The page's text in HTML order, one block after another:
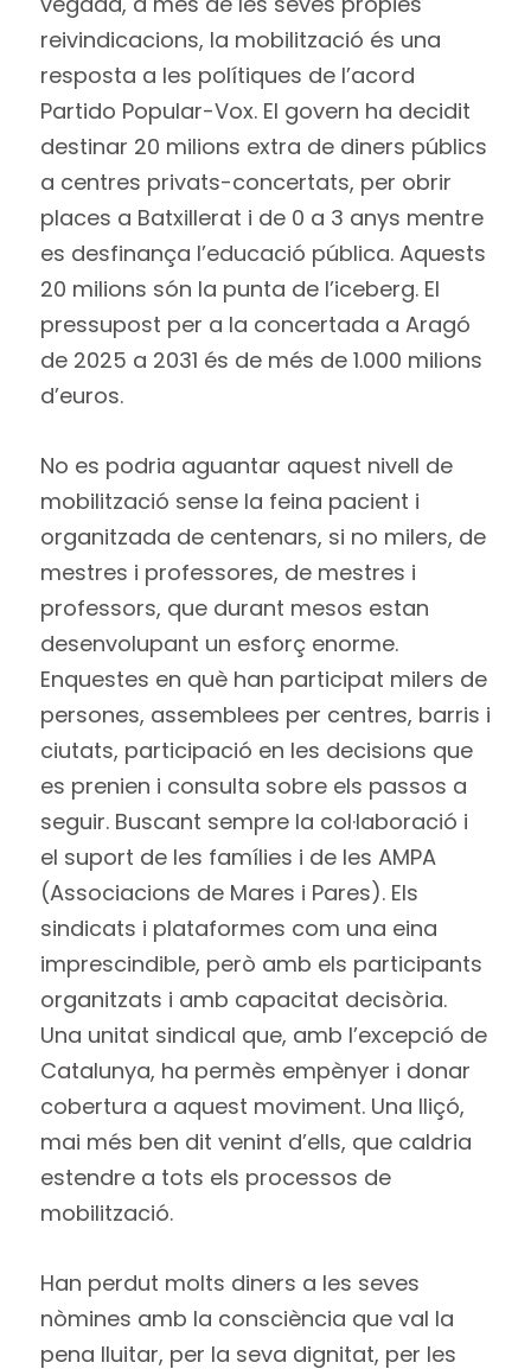
reivindicacions, la mobilització és una
resposta a les polítiques de l’acord
Partido Popular-Vox. El govern ha decidit
destinar 20 milions extra de diners públics
a centres privats-concertats, per obrir
places a Batxillerat i de 0 a 3 anys mentre
es desfinança l’educació pública. Aquests
20 milions són la punta de l’iceberg. El
pressupost per a la concertada a Aragó
de 2025 a 2031 és de més de 1.000 milions
d’euros.
No es podria aguantar aquest nivell de
mobilització sense la feina pacient i
organitzada de centenars, si no milers, de
mestres i professores, de mestres i
professors, que durant mesos estan
desenvolupant un esforç enorme.
Enquestes en què han participat milers de
persones, assemblees per centres, barris i
ciutats, participació en les decisions que
es prenien i consulta sobre els passos a
seguir. Buscant sempre la col·laboració i
el suport de les famílies i de les AMPA
(Associacions de Mares i Pares). Els
sindicats i plataformes com una eina
imprescindible, però amb els participants
organitzats i amb capacitat decisòria.
Una unitat sindical que, amb l’excepció de
Catalunya, ha permès empènyer i donar
cobertura a aquest moviment. Una lliçó,
mai més ben dit venint d’ells, que caldria
estendre a tots els processos de
mobilització.
Han perdut molts diners a les seves
nòmines amb la consciència que val la
pena lluitar, per la seva dignitat, per les